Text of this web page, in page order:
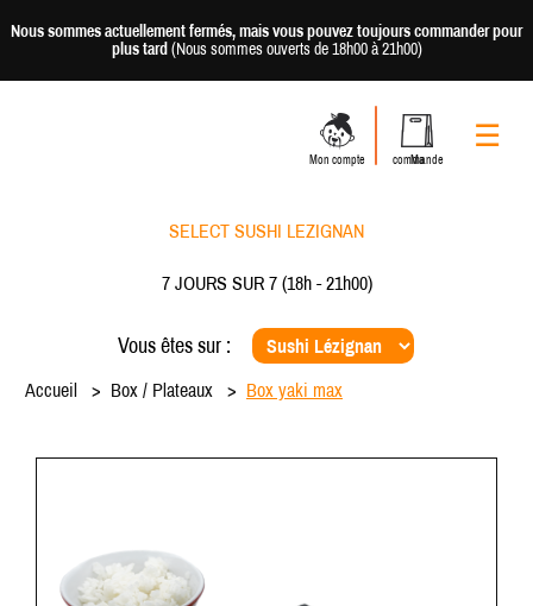
Nous sommes actuellement fermés, mais vous pouvez toujours commander pour
plus tard(Nous sommes ouverts de 18h00 à 21h00)
Mon compte Ma commande
☰
SELECT SUSHI LEZIGNAN
7 JOURS SUR 7(18h - 21h00)
Vous êtes sur :
Accueil Box / Plateaux Box yaki max